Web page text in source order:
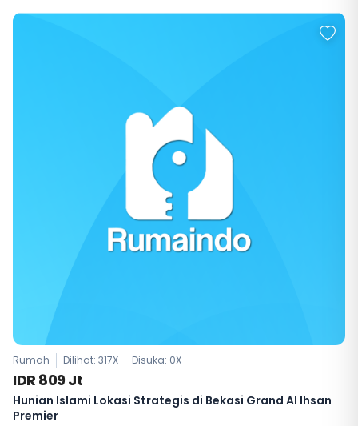
Rumah Dilihat: 317X Disuka: 0X
IDR 809 Jt
Hunian Islami Lokasi Strategis di Bekasi Grand Al Ihsan
Premier